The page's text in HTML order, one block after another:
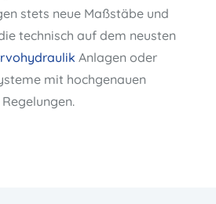
stets neue Maßstäbe und
technisch auf dem neusten
Anlagen oder
mit hochgenauen
Regelungen.